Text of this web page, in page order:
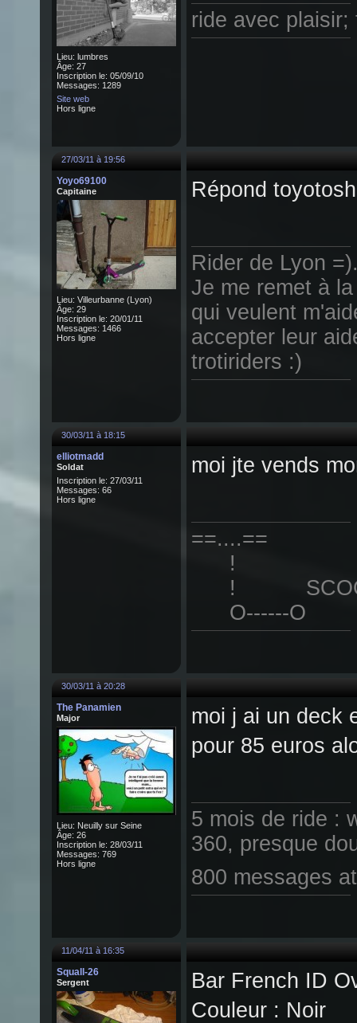
Lieu: lumbres
Âge: 27
Inscription le: 05/09/10
Messages: 1289
Site web
Hors ligne
ride avec
27/03/11 à 19:56
Yoyo69100
Capitaine
Lieu: Villeurbanne (Lyon)
Âge: 29
Inscription le: 20/01/11
Messages: 1466
Hors ligne
Répond
Rider de Lyon
Je me remet à
qui veulent
accepter leur
trotiriders :)
30/03/11 à 18:15
elliotmadd
Soldat
Inscription le: 27/03/11
Messages: 66
Hors ligne
moi jte vends
==....==
!
! SCOOT
O------O
30/03/11 à 20:28
The Panamien
Major
Lieu: Neuilly sur Seine
Âge: 26
Inscription le: 28/03/11
Messages: 769
Hors ligne
moi j ai un deck
pour 85 euros
5 mois de ride :
360, presque
800 messages
11/04/11 à 16:35
Squall-26
Sergent
Bar French ID
Couleur : Noir